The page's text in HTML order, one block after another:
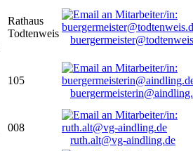
Rathaus
Todtenweis
105
008
ruth.alt@vg-aindling.de